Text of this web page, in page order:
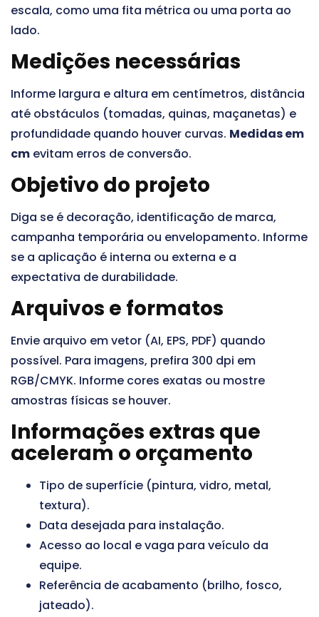
escala, como uma fita métrica ou uma porta ao
lado.
Medições necessárias
Informe largura e altura em centímetros, distância
até obstáculos (tomadas, quinas, maçanetas) e
profundidade quando houver curvas. Medidas em
cm evitam erros de conversão.
Objetivo do projeto
Diga se é decoração, identificação de marca,
campanha temporária ou envelopamento. Informe
se a aplicação é interna ou externa e a
expectativa de durabilidade.
Arquivos e formatos
Envie arquivo em vetor (AI, EPS, PDF) quando
possível. Para imagens, prefira 300 dpi em
RGB/CMYK. Informe cores exatas ou mostre
amostras físicas se houver.
Informações extras que
aceleram o orçamento
Tipo de superfície (pintura, vidro, metal,
textura).
Data desejada para instalação.
Acesso ao local e vaga para veículo da
equipe.
Referência de acabamento (brilho, fosco,
jateado).